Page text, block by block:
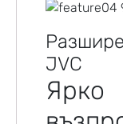
JVC
Ярко